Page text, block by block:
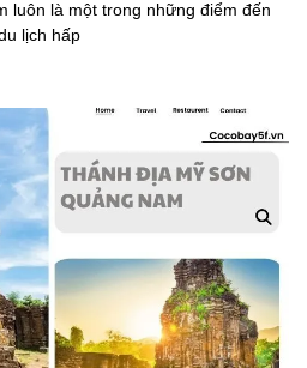
luôn là một trong những điểm đến
lịch hấp